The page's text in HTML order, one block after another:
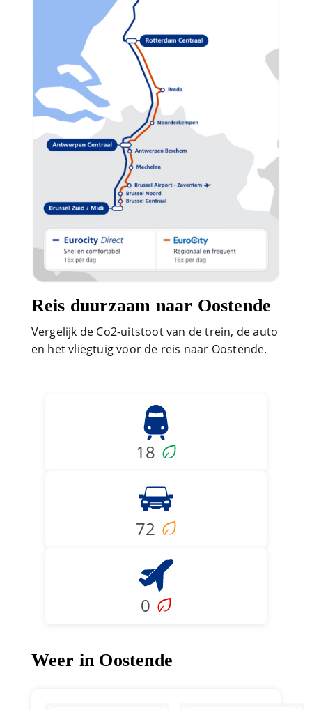
Reis duurzaam naar Oostende
Vergelijk de Co2-uitstoot van de trein, de auto
en het vliegtuig voor de reis naar Oostende.
18
72
0
Weer in Oostende